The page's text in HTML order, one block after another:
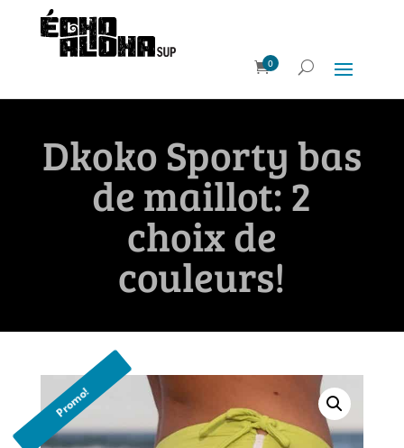
0
Dkoko Sporty bas
de maillot: 2
choix de
couleurs!
Promo!